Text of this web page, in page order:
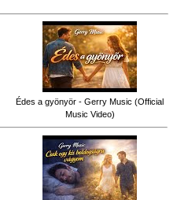
Édes a gyönyör - Gerry Music (Official
Music Video)